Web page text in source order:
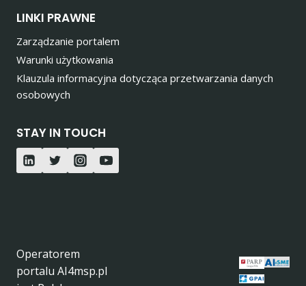
LINKI PRAWNE
Zarządzanie portalem
Warunki użytkowania
Klauzula informacyjna dotycząca przetwarzania danych
osobowych
STAY IN TOUCH
Operatorem
portalu AI4msp.pl